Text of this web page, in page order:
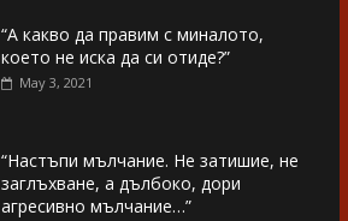
“А какво да правим с миналото,
което не иска да си отиде?”
May 3, 2021
“Настъпи мълчание. Не затишие, не
заглъхване, а дълбоко, дори
агресивно мълчание…”